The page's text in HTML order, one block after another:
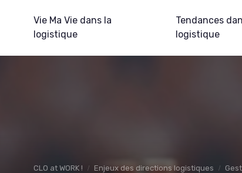
Vie Ma Vie dans la
logistique
Tendances
logistique
CLO at WORK ! Enjeux des directions logistiques